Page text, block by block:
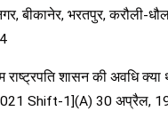
बीकानेर, भरतपुर, करौली-
राष्ट्रपति शासन की अवधि क्या
Shift-1](A) 30 अप्रैल,